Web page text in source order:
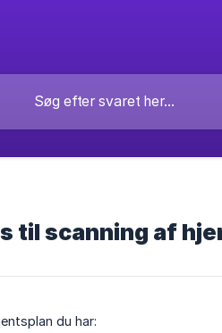
til scanning af
du har: